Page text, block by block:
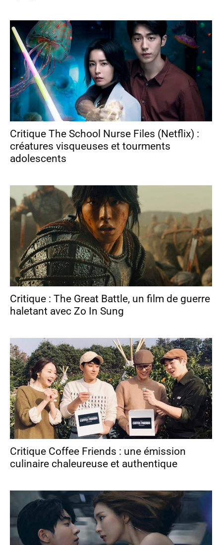
Critique The School Nurse Files (Netflix) :
créatures visqueuses et tourments
adolescents
Critique : The Great Battle, un film de guerre
haletant avec Zo In Sung
Critique Coffee Friends : une émission
culinaire chaleureuse et authentique